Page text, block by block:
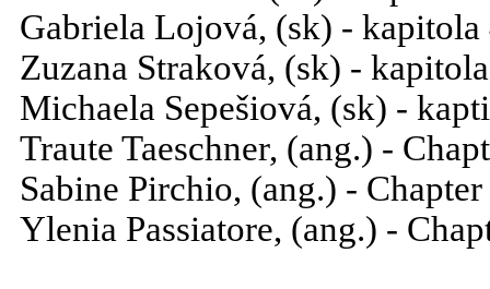
Gabriela Lojová, (sk) - kapitola
Zuzana Straková, (sk) -
Michaela Sepešiová, (sk) -
Traute Taeschner, (ang.) -
Sabine Pirchio, (ang.) - Chapter
Ylenia Passiatore, (ang.) -